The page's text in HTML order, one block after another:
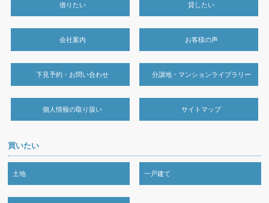
借りたい 貸したい
会社案内 お客様の声
下見予約・お問い合わせ 分譲地・マンションライブラリー
個人情報の取り扱い サイトマップ
買いたい
土地 一戸建て